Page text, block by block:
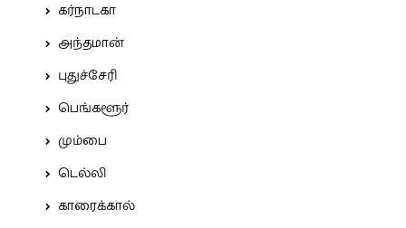
கர்நாடகா
அந்தமான்
புதுச்சேரி
பெங்களூர்
மும்பை
டெல்லி
காரைக்கால்